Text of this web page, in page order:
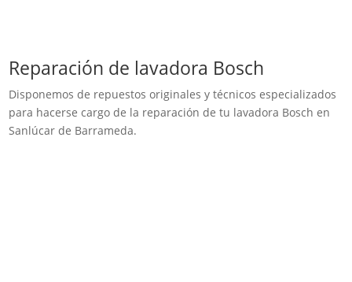
Reparación de lavadora Bosch
Disponemos de repuestos originales y técnicos especializados
para hacerse cargo de la reparación de tu lavadora Bosch en
Sanlúcar de Barrameda.